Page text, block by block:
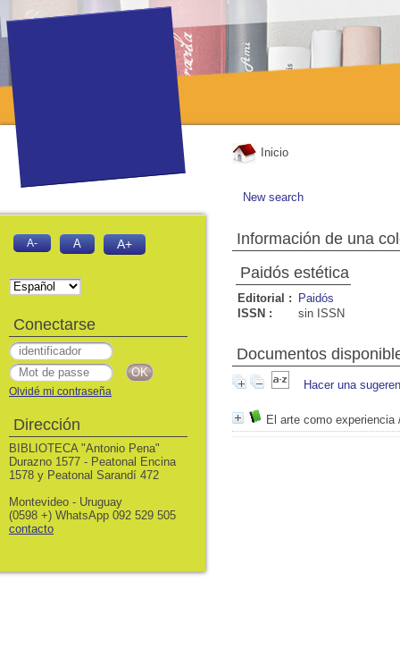
Inicio
New search
Información de una
Paidós estética
Editorial :
Paidós
ISSN :
sin ISSN
Documentos
Hacer una
El arte como experiencia
A- A A+
Conectarse
Olvidé mi contraseña
Dirección
BIBLIOTECA "Antonio Pena"
Durazno 1577 - Peatonal Encina
1578 y Peatonal Sarandí 472
Montevideo - Uruguay
(0598 +) WhatsApp 092 529 505
contacto